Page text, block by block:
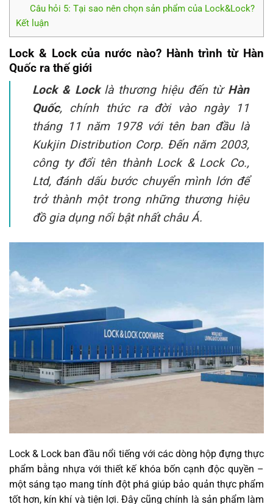
Câu hỏi 5: Tại sao nên chọn sản phẩm của Lock&Lock?
Kết luận
Lock & Lock của nước nào? Hành trình từ Hàn
Quốc ra thế giới
Lock & Lock là thương hiệu đến từ Hàn
Quốc, chính thức ra đời vào ngày 11
tháng 11 năm 1978 với tên ban đầu là
Kukjin Distribution Corp. Đến năm 2003,
công ty đổi tên thành Lock & Lock Co.,
Ltd, đánh dấu bước chuyển mình lớn để
trở thành một trong những thương hiệu
đồ gia dụng nổi bật nhất châu Á.
Lock & Lock ban đầu nổi tiếng với các dòng hộp đựng thực
phẩm bằng nhựa với thiết kế khóa bốn cạnh độc quyền –
một sáng tạo mang tính đột phá giúp bảo quản thực phẩm
tốt hơn, kín khí và tiện lợi. Đây cũng chính là sản phẩm làm